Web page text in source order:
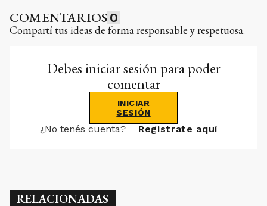
COMENTARIOS 0
Compartí tus ideas de forma responsable y respetuosa.
Debes iniciar sesión para poder
comentar
INICIAR
SESIÓN
¿No tenés cuenta? Registrate aquí
RELACIONADAS